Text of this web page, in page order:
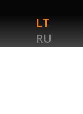
LT
RU